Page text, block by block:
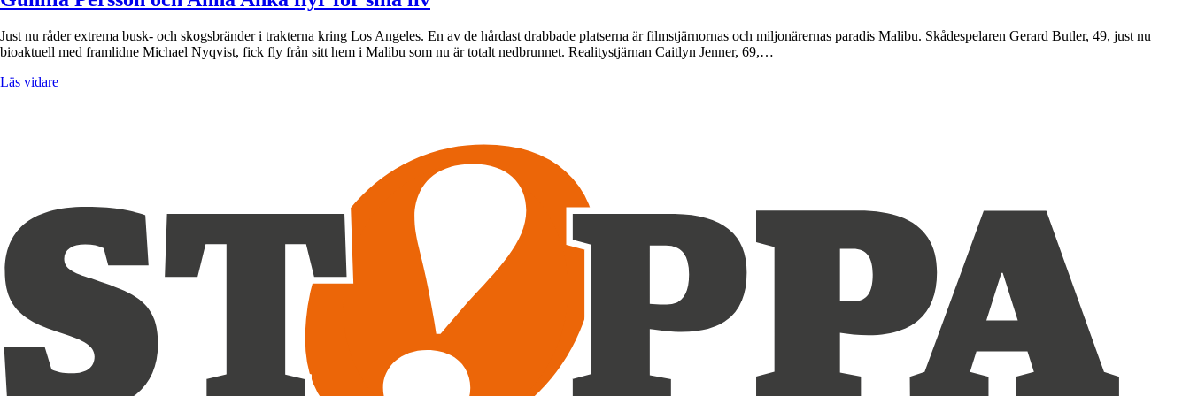
Just nu råder extrema busk- och skogsbränder i trakterna kring Los Angeles. En av de hårdast drabbade platserna är filmstjärnornas och miljonärernas paradis Malibu. Skådespelaren Gerard Butler, 49, just nu
bioaktuell med framlidne Michael Nyqvist, fick fly från sitt hem i Malibu som nu är totalt nedbrunnet. Realitystjärnan Caitlyn Jenner, 69,…
Läs vidare